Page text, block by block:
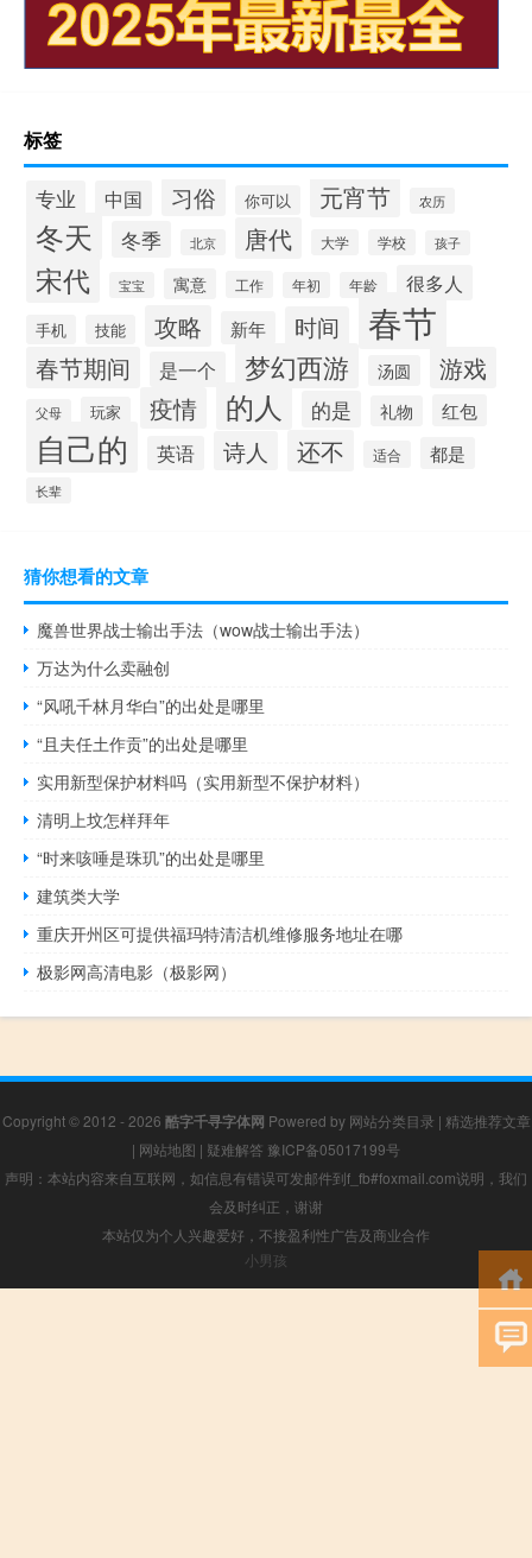
标签
专业 中国 习俗 你可以 元宵节 农历
冬天 冬季 北京 唐代 大学 学校 孩子
宋代 宝宝 寓意 工作 年初 年龄 很多人
手机 技能 攻略 新年 时间 春节
春节期间 是一个 梦幻西游 汤圆 游戏
父母 玩家 疫情 的人 的是 礼物 红包
自己的 英语 诗人 还不 适合 都是
长辈
猜你想看的文章
魔兽世界战士输出手法（wow战士输出手法）
万达为什么卖融创
“风吼千林月华白”的出处是哪里
“且夫任土作贡”的出处是哪里
实用新型保护材料吗（实用新型不保护材料）
清明上坟怎样拜年
“时来咳唾是珠玑”的出处是哪里
建筑类大学
重庆开州区可提供福玛特清洁机维修服务地址在哪
极影网高清电影（极影网）
Copyright © 2012 - 2026 酷字千寻字体网 Powered by 网站分类目录 | 精选推荐文章
| 网站地图 | 疑难解答 豫ICP备05017199号
声明：本站内容来自互联网，如信息有错误可发邮件到f_fb#foxmail.com说明，我们
会及时纠正，谢谢
本站仅为个人兴趣爱好，不接盈利性广告及商业合作
小男孩